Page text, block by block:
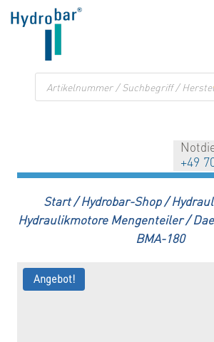
Zum
Inhalt
Products
search
+49
Start / Hydrobar-Shop /
Hydraulikmotore Mengenteiler /
BMA-180
Angebot!